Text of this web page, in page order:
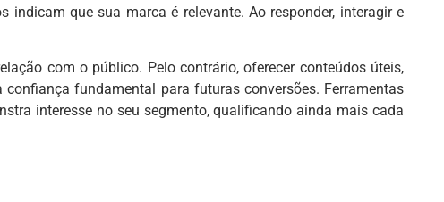
que sua marca é relevante. Ao responder, interagir e
com o público. Pelo contrário, oferecer conteúdos úteis,
fundamental para futuras conversões. Ferramentas
interesse no seu segmento, qualificando ainda mais cada